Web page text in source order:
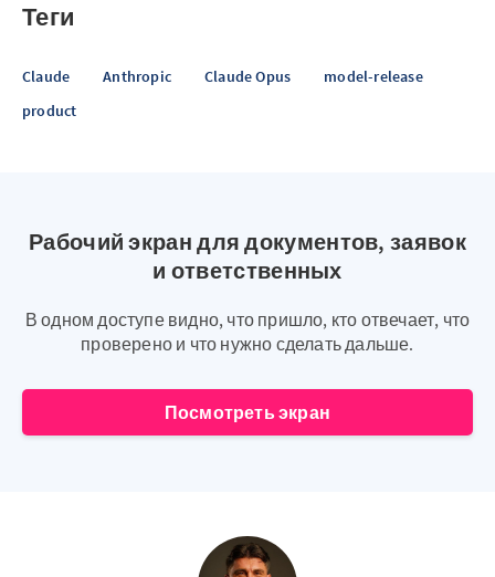
Теги
Claude Anthropic Claude Opus
model-release
product
Рабочий экран для документов, заявок
и ответственных
В одном доступе видно, что пришло, кто отвечает, что
проверено и что нужно сделать дальше.
Посмотреть экран